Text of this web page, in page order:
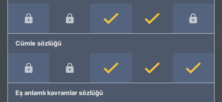
Cümle sözlüğü
Eş anlamlı kavramlar sözlüğü